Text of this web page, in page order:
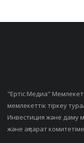
"Ертiс Медиа"
мемлекеттік тіркеу
Инвестиция және даму
және ақпарат